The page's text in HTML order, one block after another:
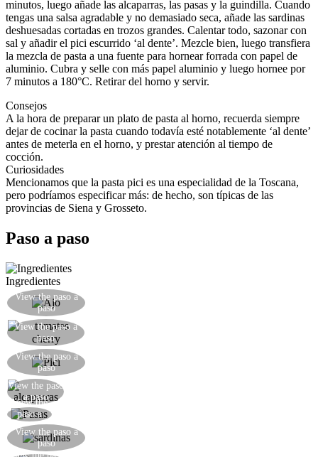
minutos, luego añade las alcaparras, las pasas y la guindilla. Cuando
tengas una salsa agradable y no demasiado seca, añade las sardinas
deshuesadas cortadas en trozos grandes. Calentar todo, sazonar con
sal y añadir el pici escurrido ‘al dente’. Mezcle bien, luego transfiera
la mezcla de pasta a una fuente para hornear forrada con papel de
aluminio. Cubra y selle con más papel aluminio y luego hornee por
7 minutos a 180°C. Retirar del horno y servir.
Consejos
A la hora de preparar un plato de pasta al horno, recuerda siempre
dejar de cocinar la pasta cuando todavía esté notablemente ‘al dente’
antes de meterla en el horno, y prestar atención al tiempo de
cocción.
Curiosidades
Mencionamos que la pasta pici es una especialidad de la Toscana,
pero podríamos especificar más: de hecho, son típicas de las
provincias de Siena y Grosseto.
Paso a paso
Ingredientes
View the paso a
paso
View the paso a
paso
View the paso a
paso
View the paso
a paso
View the
paso a
paso
View the paso a
paso